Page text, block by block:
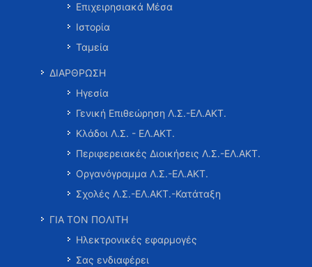
Επιχειρησιακά Μέσα
Ιστορία
Ταμεία
ΔΙΑΡΘΡΩΣΗ
Ηγεσία
Γενική Επιθεώρηση Λ.Σ.-ΕΛ.ΑΚΤ.
Κλάδοι Λ.Σ. - ΕΛ.ΑΚΤ.
Περιφερειακές Διοικήσεις Λ.Σ.-ΕΛ.ΑΚΤ.
Οργανόγραμμα Λ.Σ.-ΕΛ.ΑΚΤ.
Σχολές Λ.Σ.-ΕΛ.ΑΚΤ.-Κατάταξη
ΓΙΑ ΤΟΝ ΠΟΛΙΤΗ
Ηλεκτρονικές εφαρμογές
Σας ενδιαφέρει